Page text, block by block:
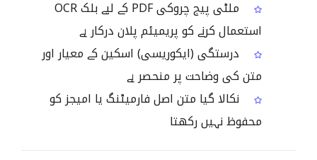
ملٹی پیج چروکی PDF کے لیے بلک OCR
استعمال کرنے کو پریمیئم پلان درکار ہے
درستگی (ایکوریسی) اسکین کے معیار اور
متن کی وضاحت پر منحصر ہے
نکالا گیا متن اصل فارمیٹنگ یا امیجز کو
محفوظ نہیں رکھتا